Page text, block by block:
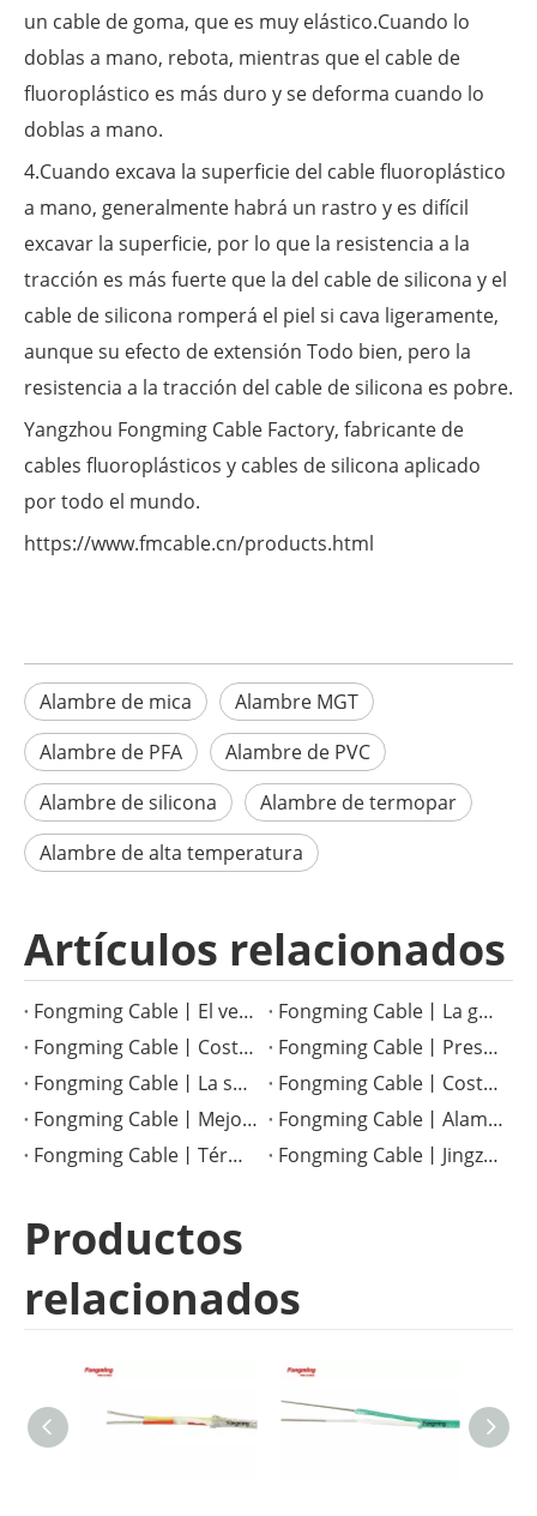
un cable de goma, que es muy elástico.Cuando lo
doblas a mano, rebota, mientras que el cable de
fluoroplástico es más duro y se deforma cuando lo
doblas a mano.
4.Cuando excava la superficie del cable fluoroplástico
a mano, generalmente habrá un rastro y es difícil
excavar la superficie, por lo que la resistencia a la
tracción es más fuerte que la del cable de silicona y el
cable de silicona romperá el piel si cava ligeramente,
aunque su efecto de extensión Todo bien, pero la
resistencia a la tracción del cable de silicona es pobre.
Yangzhou Fongming Cable Factory, fabricante de
cables fluoroplásticos y cables de silicona aplicado
por todo el mundo.
https://www.fmcable.cn/products.html
Alambre de mica
Alambre MGT
Alambre de PFA
Alambre de PVC
Alambre de silicona
Alambre de termopar
Alambre de alta temperatura
Artículos relacionados
Fongming Cable丨El versátil cable resistente al calor TGGT: una solución confiable para aplicaciones de alta temperatura
Fongming Cable丨La guía definitiva sobre cables resistentes al calor para aplicaciones industriales
Fongming Cable丨Costumbres tradicionales de salud: conservación de alimentos y salud en la temporada de calor menor
Fongming Cable丨Preservación de la salud durante el solsticio de verano: sigue las tres estaciones y disfruta de una vida saludable
Fongming Cable丨La superioridad del cable de conexión de PTFE en aplicaciones electrónicas de alta temperatura
Fongming Cable丨Costumbres tradicionales durante la temporada de Granos en Espiga
Fongming Cable丨Mejora del rendimiento con alambre de PTFE de alta temperatura
Fongming Cable丨Alambre de mica resistente a altas temperaturas, calidad confiable, resistente a temperaturas de hasta 500 grados.
Fongming Cable丨Términos solares completos sobre granos y sabiduría agrícola
Fongming Cable丨Jingzhe: La tierra está rejuvenecida y llena de vitalidad
Productos
relacionados